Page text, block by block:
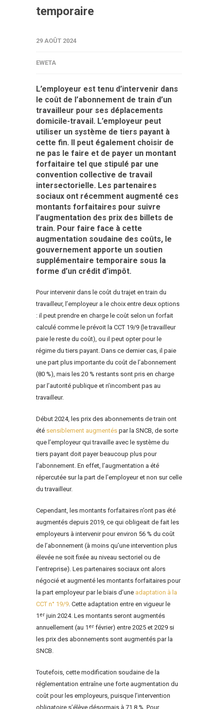
temporaire
29 AOÛT 2024
EWETA
L’employeur est tenu d’intervenir dans
le coût de l’abonnement de train d’un
travailleur pour ses déplacements
domicile-travail. L’employeur peut
utiliser un système de tiers payant à
cette fin. Il peut également choisir de
ne pas le faire et de payer un montant
forfaitaire tel que stipulé par une
convention collective de travail
intersectorielle. Les partenaires
sociaux ont récemment augmenté ces
montants forfaitaires pour suivre
l’augmentation des prix des billets de
train. Pour faire face à cette
augmentation soudaine des coûts, le
gouvernement apporte un soutien
supplémentaire temporaire sous la
forme d’un crédit d’impôt.
Pour intervenir dans le coût du trajet en train du
travailleur, l’employeur a le choix entre deux options
: il peut prendre en charge le coût selon un forfait
calculé comme le prévoit la CCT 19/9 (le travailleur
paie le reste du coût), ou il peut opter pour le
régime du tiers payant. Dans ce dernier cas, il paie
une part plus importante du coût de l’abonnement
(80 %), mais les 20 % restants sont pris en charge
par l’autorité publique et n’incombent pas au
travailleur.
Début 2024, les prix des abonnements de train ont
été sensiblement augmentés par la SNCB, de sorte
que l’employeur qui travaille avec le système du
tiers payant doit payer beaucoup plus pour
l’abonnement. En effet, l’augmentation a été
répercutée sur la part de l’employeur et non sur celle
du travailleur.
Cependant, les montants forfaitaires n’ont pas été
augmentés depuis 2019, ce qui obligeait de fait les
employeurs à intervenir pour environ 56 % du coût
de l’abonnement (à moins qu’une intervention plus
élevée ne soit fixée au niveau sectoriel ou de
l’entreprise). Les partenaires sociaux ont alors
négocié et augmenté les montants forfaitaires pour
la part employeur par le biais d’une adaptation à la
CCT n° 19/9. Cette adaptation entre en vigueur le
1 er juin 2024. Les montants seront augmentés
annuellement (au 1 er février) entre 2025 et 2029 si
les prix des abonnements sont augmentés par la
SNCB.
Toutefois, cette modification soudaine de la
réglementation entraîne une forte augmentation du
coût pour les employeurs, puisque l’intervention
obligatoire s’élève désormais à 71,8 %. Pour